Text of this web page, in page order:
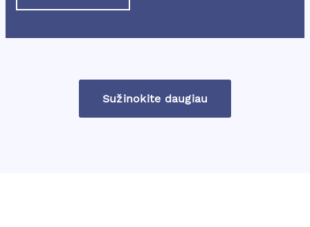
Sužinokite daugiau